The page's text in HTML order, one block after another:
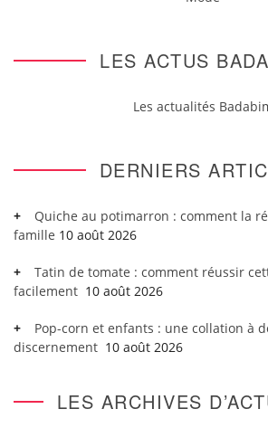
LES ACTUS
Les actualités
DERNIERS
Quiche au potimarron : comment la
famille 10 août 2026
Tatin de tomate : comment réussir
facilement 10 août 2026
Pop-corn et enfants : une collation à
discernement 10 août 2026
LES ARCHIVES